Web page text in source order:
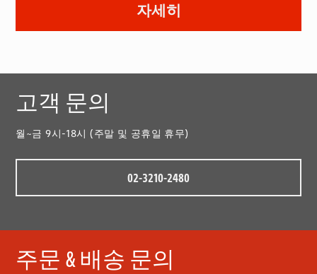
자세히
고객 문의
월~금 9시-18시 (주말 및 공휴일 휴무)
02-3210-2480
주문 & 배송 문의